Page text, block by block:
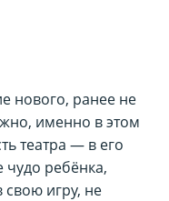
нового, ранее не
именно в этом
театра — в его
чудо ребёнка,
игру, не